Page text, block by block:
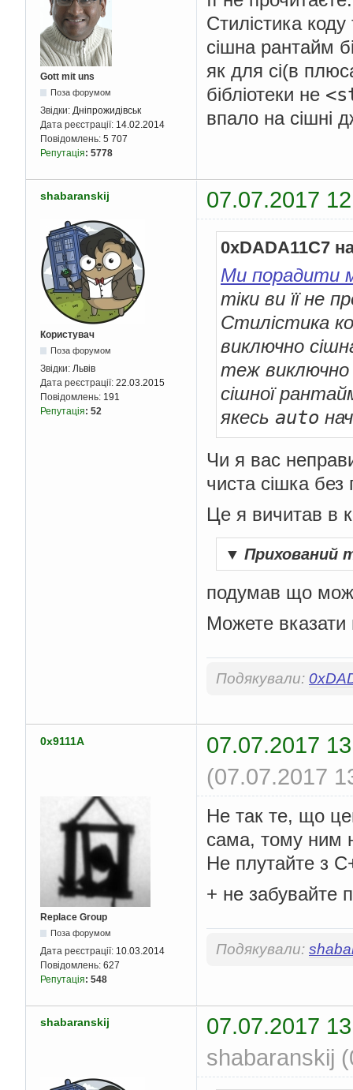
Gott mit uns
Поза форумом
Звідки: Дніпрожидівськ
Дата реєстрації: 14.02.2014
Повідомлень: 5 707
Репутація: 5778
Стилістика
сішна рантайм
як для сі(в
бібліотеки не
впало на сішні
shabaranskij 07.07.2017
Користувач
Поза форумом
Звідки: Львів
Дата реєстрації: 22.03.2015
Повідомлень: 191
Репутація: 52
0xDADA11C7
Ми порадити
тіки ви її не
Стилістика
виключно
теж виключно
сішної
якесь auto
Чи я вас
чиста сішка без
Це я вичитав в
▼ Прихований
подумав що
Можете вказати
Подякували:
0x9111A
07.07.2017
(07.07.2017
Replace Group
Поза форумом
Дата реєстрації: 10.03.2014
Повідомлень: 627
Репутація: 548
Не так те, що
сама, тому ним
Не плутайте з
+ не забувайте
Подякували:
shabaranskij
07.07.2017
shabaranskij